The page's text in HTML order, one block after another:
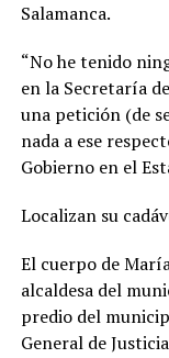
Salamanca.
“No he tenido
en la Secretaría
una petición (de
nada a ese
Gobierno en el
Localizan su
El cuerpo de
alcaldesa del
predio del
General de